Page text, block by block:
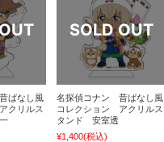
ばなし風
クリルス
名探偵コナン 昔ばなし風
コレクション アクリルス
タンド 安室透
¥1,400(税込)